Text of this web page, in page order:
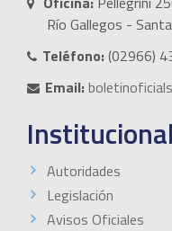
Río Gallegos -
Teléfono:(02966)
Email:
Institucional
Autoridades
Legislación
Avisos Oficiales